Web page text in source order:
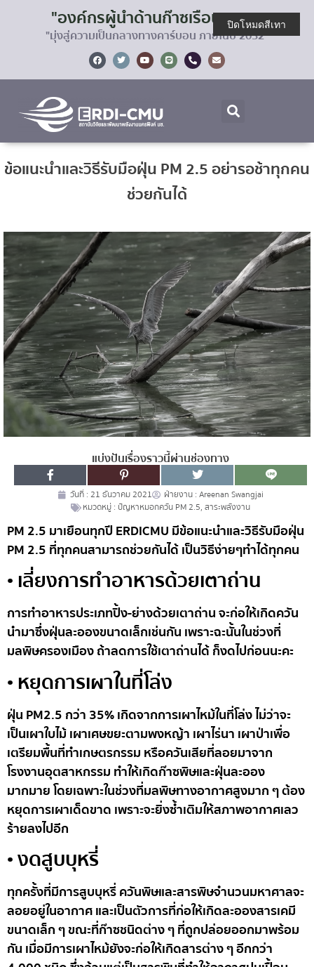
"องค์กรผู้นำด้านก๊าซเรือนกระจก
"มุ่งสู่ความเป็นกลางทางคาร์บอน ภายในปี 2032"
ข้อแนะนำและวิธีรับมือฝุ่น PM 2.5 อย่ารอช้าทุกคน
ช่วยกันได้
แบ่งปันเรื่องราวนี้ผ่านช่องทาง
วันที่ : 21 ธันวาคม 2021 ฝ่ายงาน : Areenan Swangjai
หมวดหมู่ : ปัญหาหมอกควัน PM 2.5, สาระพลังงาน
PM 2.5 มาเยือนทุกปี ERDICMU มีข้อแนะนำและวิธีรับมือฝุ่น
PM 2.5 ที่ทุกคนสามารถช่วยกันได้ เป็นวิธีง่ายๆทำได้ทุกคน
• เลี่ยงการทำอาหารด้วยเตาถ่าน
การทำอาหารประเภทปิ้ง-ย่างด้วยเตาถ่าน จะก่อให้เกิดควัน
นำมาซึ่งฝุ่นละอองขนาดเล็กเช่นกัน เพราะฉะนั้นในช่วงที่
มลพิษครองเมือง ถ้าลดการใช้เตาถ่านได้ ก็งดไปก่อนนะคะ
• หยุดการเผาในที่โล่ง
ฝุ่น PM2.5 กว่า 35% เกิดจากการเผาไหม้ในที่โล่ง ไม่ว่าจะ
เป็นเผาใบไม้ เผาเศษขยะตามพงหญ้า เผาไร่นา เผาป่าเพื่อ
เตรียมพื้นที่ทำเกษตรกรรม หรือควันเสียที่ลอยมาจาก
โรงงานอุตสาหกรรม ทำให้เกิดก๊าซพิษและฝุ่นละออง
มากมาย โดยเฉพาะในช่วงที่มลพิษทางอากาศสูงมาก ๆ ต้อง
หยุดการเผาเด็ดขาด เพราะจะยิ่งซ้ำเติมให้สภาพอากาศเลว
ร้ายลงไปอีก
• งดสูบบุหรี่
ทุกครั้งที่มีการสูบบุหรี่ ควันพิษและสารพิษจำนวนมหาศาลจะ
ลอยอยู่ในอากาศ และเป็นตัวการที่ก่อให้เกิดละอองสารเคมี
ขนาดเล็ก ๆ ขณะที่ก๊าซชนิดต่าง ๆ ที่ถูกปล่อยออกมาพร้อม
กัน เมื่อมีการเผาไหม้ยังจะก่อให้เกิดสารต่าง ๆ อีกกว่า
ปิดโหมดสีเทา